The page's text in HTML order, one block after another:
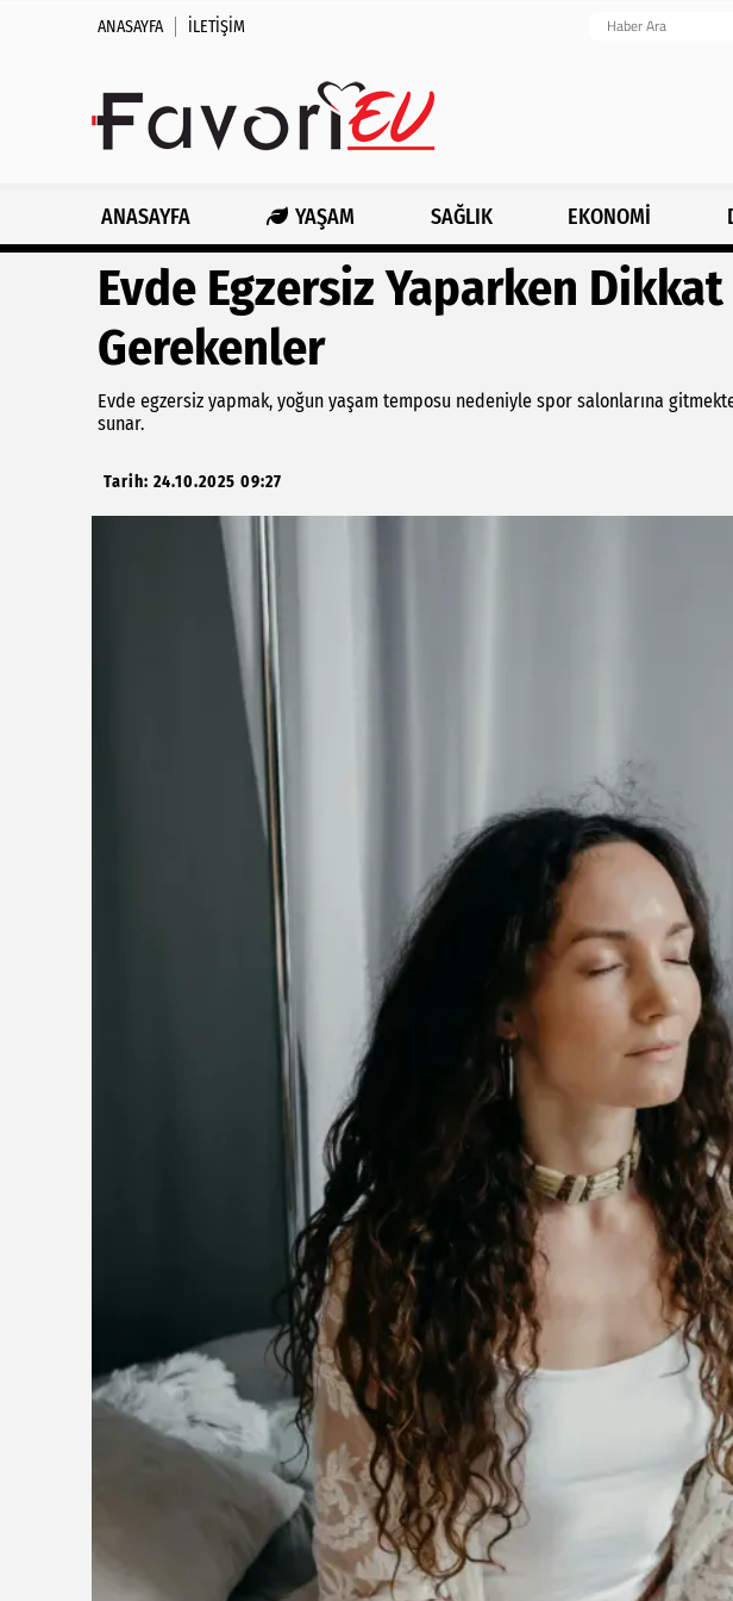
ANASAYFA İLETIŞIM
ANASAYFA YAŞAM SAĞLIK EKONOMİ
Evde Egzersiz Yaparken
Gerekenler
Evde egzersiz yapmak, yoğun yaşam temposu nedeniyle spor salonlarına
sunar.
Tarih: 24.10.2025 09:27